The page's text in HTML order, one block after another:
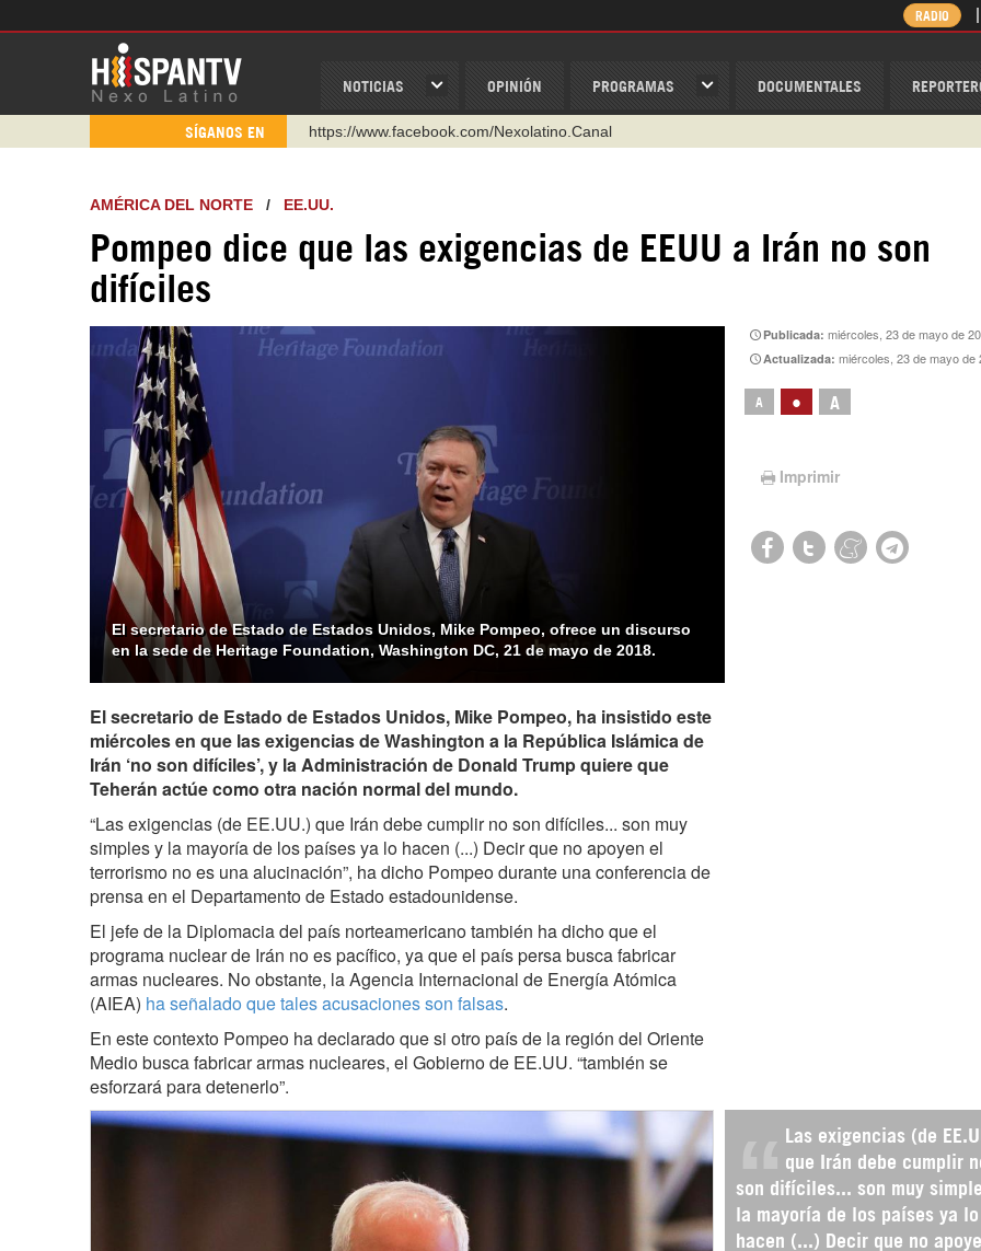
NOTICIAS OPINIÓN PROGRAMAS DOCUMENTALES
RADIO
SÍGANOS EN
https://www.facebook.com/Nexolatino.Canal
http://twitter.com/nexo_latino
https://t.me/hispantvcanal
https://urmedium.com/c/hispantv
Instagram como: hispan_tv
AMÉRICA DEL NORTE / EE.UU.
Pompeo dice que las exigencias de EEUU a Irán no son
difíciles
El secretario de Estado de Estados Unidos, Mike Pompeo, ofrece un discurso
en la sede de Heritage Foundation, Washington DC, 21 de mayo de 2018.
Publicada:miércoles, 23 de mayo de
Actualizada:miércoles, 23 de mayo de
A • A
Imprimir
El secretario de Estado de Estados Unidos, Mike Pompeo, ha insistido este
miércoles en que las exigencias de Washington a la República Islámica de
Irán ‘no son difíciles’, y la Administración de Donald Trump quiere que
Teherán actúe como otra nación normal del mundo.
“Las exigencias (de EE.UU.) que Irán debe cumplir no son difíciles... son muy
simples y la mayoría de los países ya lo hacen (...) Decir que no apoyen el
terrorismo no es una alucinación”, ha dicho Pompeo durante una conferencia de
prensa en el Departamento de Estado estadounidense.
El jefe de la Diplomacia del país norteamericano también ha dicho que el
programa nuclear de Irán no es pacífico, ya que el país persa busca fabricar
armas nucleares. No obstante, la Agencia Internacional de Energía Atómica
(AIEA) ha señalado que tales acusaciones son falsas.
En este contexto Pompeo ha declarado que si otro país de la región del Oriente
Medio busca fabricar armas nucleares, el Gobierno de EE.UU. “también se
esforzará para detenerlo”.
Las exigencias (de
que Irán debe cumplir
son difíciles... son muy
la mayoría de los países ya lo
hacen (...) Decir que no